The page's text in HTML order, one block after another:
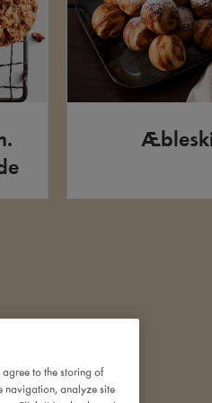
to the storing of
navigation, analyze site